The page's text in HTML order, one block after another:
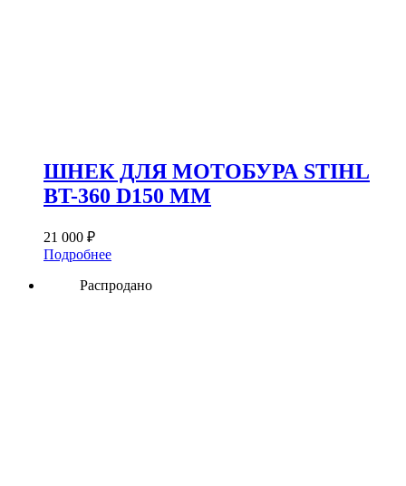
ШНЕК ДЛЯ МОТОБУРА STIHL
BT-360 D150 ММ
21 000 ₽
Подробнее
Распродано